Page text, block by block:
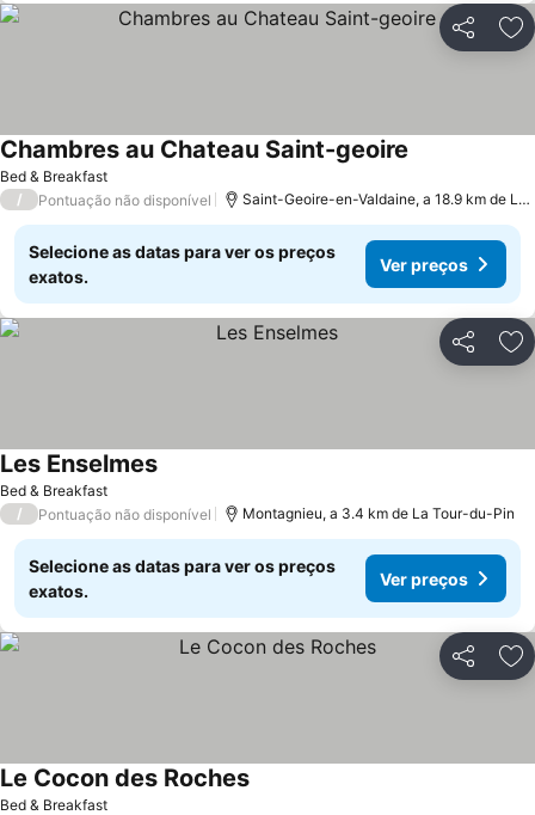
Partilhar
Bed & Breakfast
Chambres au Chateau Saint-geoire
/ Pontuação não disponível Saint-Geoire-en-Valdaine, a 18.9 km de La
Selecione as datas para ver os preços
exatos.
Ver preços
Partilhar
Bed & Breakfast
Les EnselmesVer preços
/ Pontuação não disponível Montagnieu, a 3.4 km de La Tour-du-Pin
Selecione as datas para ver os preços
exatos.
Ver preços
Partilhar
Bed & Breakfast
Le Cocon des RochesVer preços